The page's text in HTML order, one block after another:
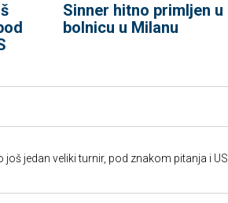
Sinner hitno primljen u
bolnicu u Milanu
jedan veliki turnir, pod znakom pitanja i US